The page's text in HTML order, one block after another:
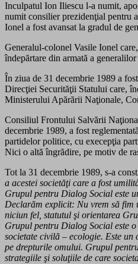
Inculpatul Ion Iliescu l-a numit,
numit consilier prezidenţial pentru
Ionel a fost avansat la gradul de
Generalul-colonel Vasile Ionel
îndepărtare din armată a
În ziua de 31 decembrie 1989 a
Direcţiei Securităţii Statului care,
Ministerului Apărării Naţionale,
Consiliul Frontului Salvării
decembrie 1989, a fost
partidelor politice, cu execepţia
Nici o altă îngrădire, pe motiv de
Tot la 31 decembrie 1989, s-a
a acestei societăţi care a fost
Grupul pentru Dialog Social este
Declarăm explicit: Nu vrem să fim
niciun fel, statutul şi orientarea
Grupul pentru Dialog Social este
societate civilă – ecologie. Este un
pe drepturile omului. Grupul
strategiile şi soluţiile de care